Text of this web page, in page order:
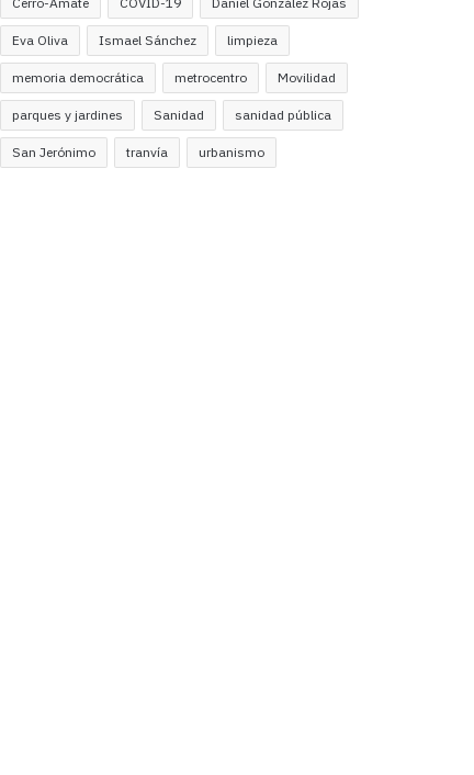
Eva Oliva Ismael Sánchez limpieza
memoria democrática metrocentro Movilidad
parques y jardines Sanidad sanidad pública
San Jerónimo tranvía urbanismo